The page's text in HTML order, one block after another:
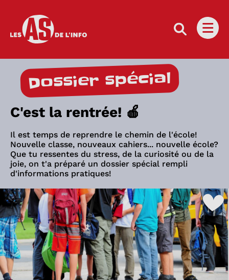
Les as de l'info
Dossier spécial
C'est la rentrée! 🍎
Il est temps de reprendre le chemin de l'école!
Nouvelle classe, nouveaux cahiers... nouvelle école?
Que tu ressentes du stress, de la curiosité ou de la
joie, on t'a préparé un dossier spécial rempli
d'informations pratiques!